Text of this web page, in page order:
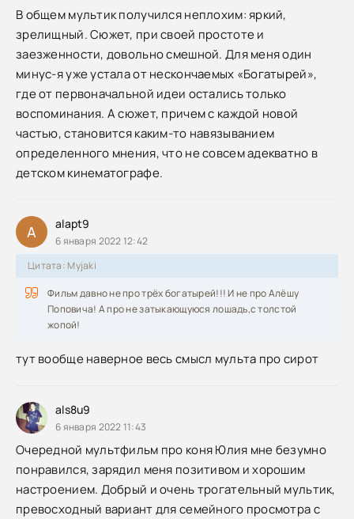
В общем мультик получился неплохим: яркий,
зрелищный. Сюжет, при своей простоте и
заезженности, довольно смешной. Для меня один
минус-я уже устала от нескончаемых «Богатырей»,
где от первоначальной идеи остались только
воспоминания. А сюжет, причем с каждой новой
частью, становится каким-то навязыванием
определенного мнения, что не совсем адекватно в
детском кинематографе.
A alapt9
6 января 2022 12:42
Цитата: Myjaki
Фильм давно не про трёх богатырей!!! И не про Алёшу
Поповича! А про не затыкающуюся лошадь,с толстой
жопой!
тут вообще наверное весь смысл мульта про сирот
als8u9
6 января 2022 11:43
Очередной мультфильм про коня Юлия мне безумно
понравился, зарядил меня позитивом и хорошим
настроением. Добрый и очень трогательный мультик,
превосходный вариант для семейного просмотра с